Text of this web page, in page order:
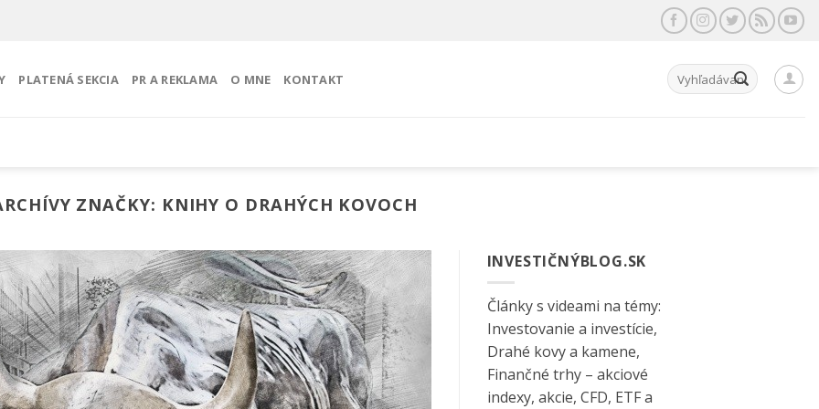
PLATENÁ SEKCIA PR A REKLAMA O MNE KONTAKT Hľadať:
ZNAČKY: KNIHY O DRAHÝCH KOVOCH
INVESTIČNÝBLOG.SK
Články s videami na témy:
Investovanie a investície,
Drahé kovy a kamene,
Finančné trhy – akciové
indexy, akcie, CFD, ETF a